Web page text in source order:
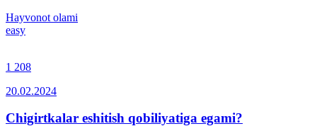
Hayvonot olami
easy
1 208
20.02.2024
Chigirtkalar eshitish qobiliyatiga egami?